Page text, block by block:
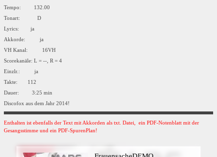
Tempo: 132.00
Tonart: D
Lyrics: ja
Akkorde: ja
VH Kanal: 16VH
Scorekanäle: L = --, R = 4
Einzlr.: ja
Takte: 112
Dauer: 3:25 min
Discofox aus dem Jahr 2014!
Enthalten ist ebenfalls der Text mit Akkorden als txt. Datei, ein PDF-Notenblatt mit der
Gesangsstimme und ein PDF-SpurenPlan!